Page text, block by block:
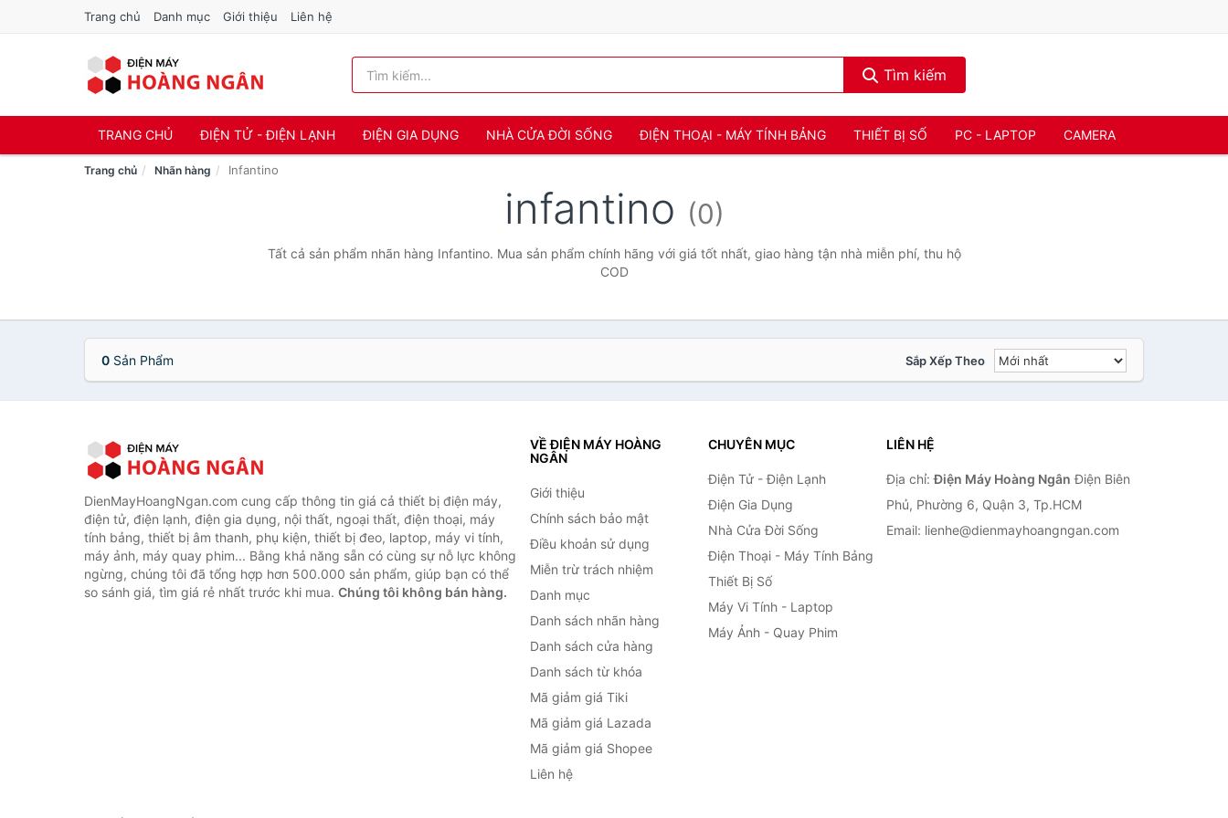
Trang chủ Danh mục Giới thiệu Liên hệ
Tìm kiếm
TRANG CHỦ ĐIỆN TỬ - ĐIỆN LẠNH ĐIỆN GIA DỤNG NHÀ CỬA ĐỜI SỐNG ĐIỆN THOẠI - MÁY TÍNH BẢNG THIẾT BỊ SỐ PC - LAPTOP CAMERA
Trang chủ Nhãn hàng Infantino
infantino (0)
Tất cả sản phẩm nhãn hàng Infantino. Mua sản phẩm chính hãng với giá tốt nhất, giao hàng tận nhà miễn phí, thu hộ
COD
0 Sản Phẩm Sắp Xếp Theo
DienMayHoangNgan.com cung cấp thông tin giá cả thiết bị điện máy,
điện tử, điện lạnh, điện gia dụng, nội thất, ngoại thất, điện thoại, máy
tính bảng, thiết bị âm thanh, phụ kiện, thiết bị đeo, laptop, máy vi tính,
máy ảnh, máy quay phim... Bằng khả năng sẵn có cùng sự nỗ lực không
ngừng, chúng tôi đã tổng hợp hơn 500.000 sản phẩm, giúp bạn có thể
so sánh giá, tìm giá rẻ nhất trước khi mua. Chúng tôi không bán hàng.
VỀ ĐIỆN MÁY HOÀNG
NGÂN
Giới thiệu
Chính sách bảo mật
Điều khoản sử dụng
Miễn trừ trách nhiệm
Danh mục
Danh sách nhãn hàng
Danh sách cửa hàng
Danh sách từ khóa
Mã giảm giá Tiki
Mã giảm giá Lazada
Mã giảm giá Shopee
Liên hệ
CHUYÊN MỤC
Điện Tử - Điện Lạnh
Điện Gia Dụng
Nhà Cửa Đời Sống
Điện Thoại - Máy Tính Bảng
Thiết Bị Số
Máy Vi Tính - Laptop
Máy Ảnh - Quay Phim
LIÊN HỆ
Địa chỉ:Điện Máy Hoàng Ngân Điện Biên
Phủ, Phường 6, Quận 3, Tp.HCM
Email: lienhe@dienmayhoangngan.com